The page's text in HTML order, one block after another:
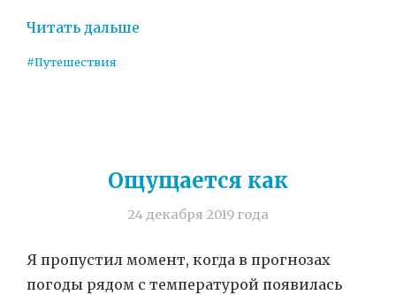
Читать дальше
#Путешествия
Ощущается как
24 декабря 2019 года
Я пропустил момент, когда в прогнозах
погоды рядом с температурой появилась